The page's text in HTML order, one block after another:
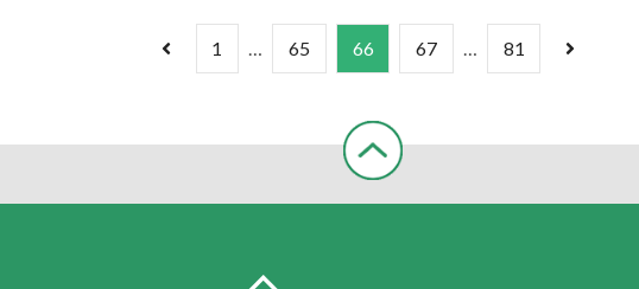
1 … 65 66 67 … 81